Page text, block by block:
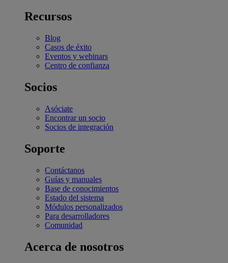
Recursos
Blog
Casos de éxito
Eventos y webinars
Centro de confianza
Socios
Asóciate
Encontrar un socio
Socios de integración
Soporte
Contáctanos
Guías y manuales
Base de conocimientos
Estado del sistema
Módulos personalizados
Para desarrolladores
Comunidad
Acerca de nosotros